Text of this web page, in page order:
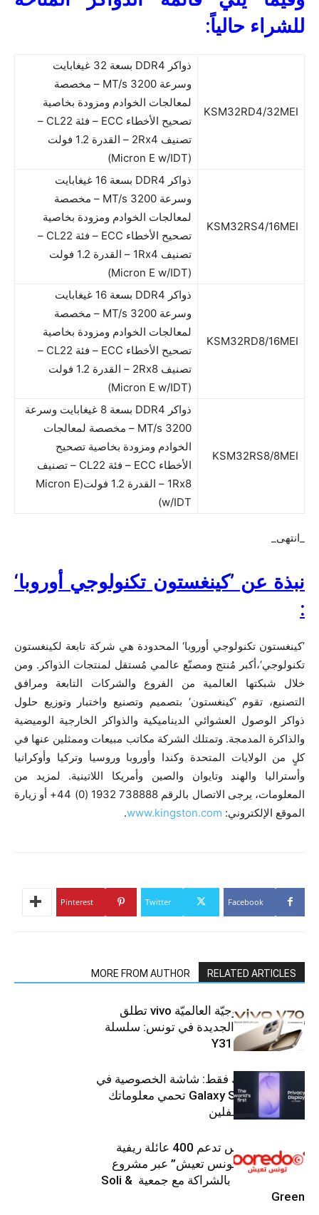
للشراء حالياً:
KSM32RD4/32MEI
ذواكر DDR4 بسعة 32 غيغابايت
وسرعة 3200 MT/s – مخصصة
لمعالجات الخوادم ومزودة بخاصية
تصحيح الأخطاء ECC – فئة CL22 –
تصنيف 2Rx4 – القدرة 1.2 فولت
(Micron E w/IDT)
KSM32RS4/16MEI
ذواكر DDR4 بسعة 16 غيغابايت
وسرعة 3200 MT/s – مخصصة
لمعالجات الخوادم ومزودة بخاصية
تصحيح الأخطاء ECC – فئة CL22 –
تصنيف 1Rx4 – القدرة 1.2 فولت
(Micron E w/IDT)
KSM32RD8/16MEI
ذواكر DDR4 بسعة 16 غيغابايت
وسرعة 3200 MT/s – مخصصة
لمعالجات الخوادم ومزودة بخاصية
تصحيح الأخطاء ECC – فئة CL22 –
تصنيف 2Rx8 – القدرة 1.2 فولت
(Micron E w/IDT)
KSM32RS8/8MEI
ذواكر DDR4 بسعة 8 غيغابايت وسرعة
3200 MT/s – مخصصة لمعالجات
الخوادم ومزودة بخاصية تصحيح
الأخطاء ECC – فئة CL22 – تصنيف
1Rx8 – القدرة 1.2 فولت(Micron E
w/IDT)
_انتهى_
نبذة عن ’كينغستون تكنولوجي أوروبا‘
:
’كينغستون تكنولوجي أوروبا‘ المحدودة هي شركة تابعة لكينغستون
تكنولوجي‘،أكبر مُنتج ومصنّع عالمي مُستقل لمنتجات الذواكر. ومن
خلال شبكتها العالمية من الفروع والشركات التابعة ومرافق
التصنيع، تقوم ’كينغستون‘ بتصميم وتصنيع واختبار وتوزيع حلول
ذواكر الوصول العشوائي الديناميكية والذواكر الخارجية الوميضية
والذاكرة المدمجة. وتمتلك الشركة مكاتب مبيعات وممثلين عنها في
كلٍ من الولايات المتحدة وكندا وأوروبا وروسيا وتركيا وأوكرانيا
وأستراليا والهند وتايوان والصين وأمريكا اللاتينية. لمزيد من
المعلومات، يرجى الاتصال بالرقم 738888 1932 (0) 44+ أو زيارة
الموقع الإلكتروني: www.kingston.com
.
Facebook
Twitter
Pinterest
RELATED ARTICLES
MORE FROM AUTHOR
العلامة التّكنولوجيّة العالميّة vivo تطلق
هواتفها الذكيّة الجديدة في تونس: سلسلة
V70 وسلسلة Y31
شاشتك، لعينيك فقط: شاشة الخصوصية في
جهاز Galaxy S26 Ultra تحمي معلوماتك
من أعين المتطفلين
Ooredoo تونس تدعم 400 عائلة ريفية
ضمن برنامج “تونس تعيش” عبر مشروع
تنموي مستدام بالشراكة مع جمعية Soli &
Green